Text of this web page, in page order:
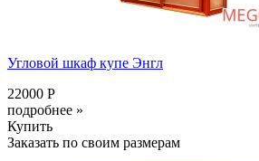
Угловой шкаф купе Энгл
22000 Р
подробнее »
Купить
Заказать по своим размерам